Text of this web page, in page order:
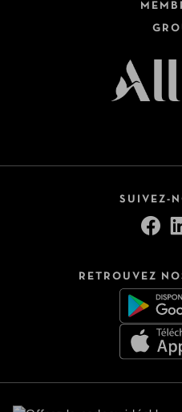
SUIVEZ-
RETROUVEZ